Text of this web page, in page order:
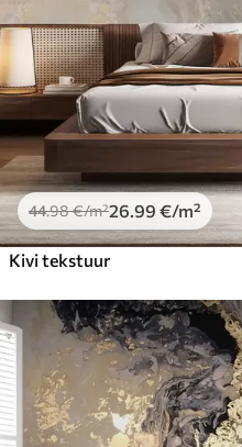
44.98€/m²26.99 €/m²
Kivi tekstuur